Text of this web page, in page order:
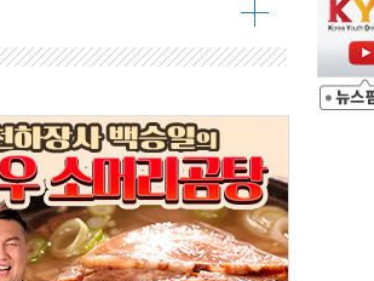
안보 협력 구도